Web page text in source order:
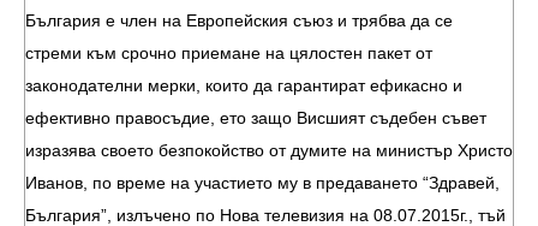
България е член на Европейския съюз и трябва да се
стреми към срочно приемане на цялостен пакет от
законодателни мерки, които да гарантират ефикасно и
ефективно правосъдие, ето защо Висшият съдебен съвет
изразява своето безпокойство от думите на министър Христо
Иванов , по време на участието му в предаването “Здравей,
България”, излъчено по Нова телевизия на 08.07.2015г., тъй